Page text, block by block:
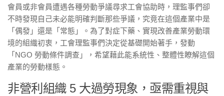
會員或非會員遭遇各種勞動爭議尋求工會協助時，理監事們卻
不時發現自己未必能明確判斷那些爭議，究竟在這個產業中是
「偶發」還是「常態」。為了對症下藥、實現改善產業勞動環
境的組織初衷，工會理監事們決定從基礎開始著手，發動
「NGO 勞動條件調查」，希望藉此能系統性、整體性瞭解這個
產業的勞動樣態。
非營利組織 5 大過勞現象，亟需重視與